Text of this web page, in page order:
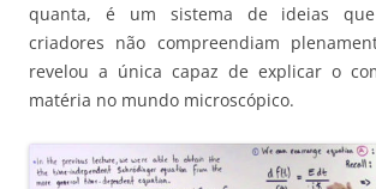
quanta, é um sistema de ideias
criadores não compreendiam
revelou a única capaz de explicar o
matéria no mundo microscópico.